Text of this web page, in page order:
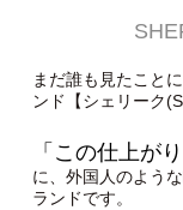
まだ誰も見たこと
ンド【シェリーク
「この仕上が
に、外国人のよう
ランドです。